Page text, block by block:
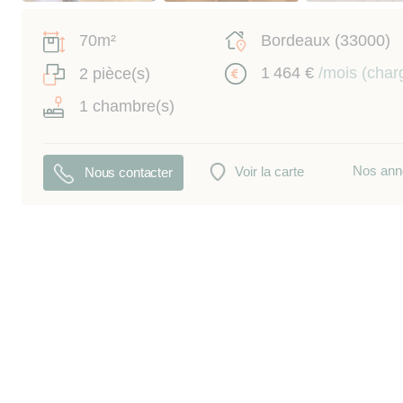
70m²
2 pièce(s)
1 chambre(s)
Bordeaux (33000)
1 464 € /mois
Nous contacter Voir la carte Nos